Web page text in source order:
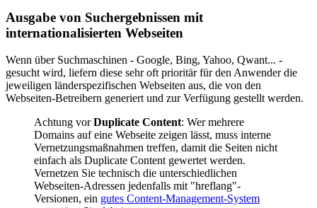
Ausgabe von Suchergebnissen mit
internationalisierten Webseiten
Wenn über Suchmaschinen - Google, Bing, Yahoo, Qwant... -
gesucht wird, liefern diese sehr oft prioritär für den Anwender die
jeweiligen länderspezifischen Webseiten aus, die von den
Webseiten-Betreibern generiert und zur Verfügung gestellt werden.
Achtung vorDuplicate Content: Wer mehrere
Domains auf eine Webseite zeigen lässt, muss interne
Vernetzungsmaßnahmen treffen, damit die Seiten nicht
einfach als Duplicate Content gewertet werden.
Vernetzen Sie technisch die unterschiedlichen
Webseiten-Adressen jedenfalls mit "hreflang"-
Versionen, ein gutes Content-Management-System